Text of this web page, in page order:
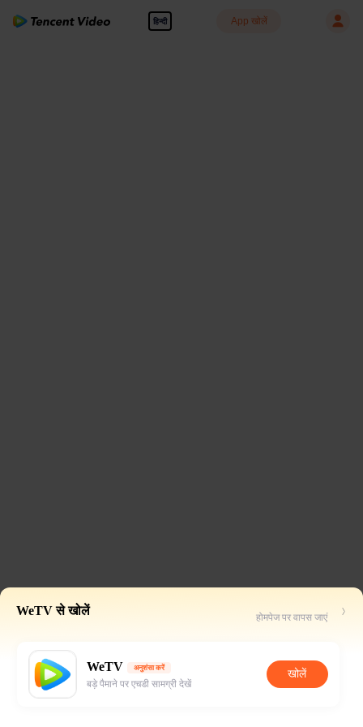
हिन्दी App खोलें
WeTV से खोलें होमपेज पर वापस जाएं
WeTV अनुशंसा करें
बड़े पैमाने पर एचडी सामग्री देखें
खोलें